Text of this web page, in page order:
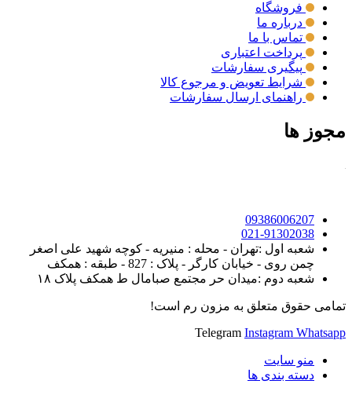
فروشگاه
درباره ما
تماس با ما
پرداخت اعتباری
پیگیری سفارشات
شرایط تعویض و مرجوع کالا
راهنمای ارسال سفارشات
مجوز ها
09386006207
021-91302038
شعبه اول :تهران - محله : منیریه - کوچه شهید علی اصغر
چمن روی - خیابان کارگر - پلاک : 827 - طبقه : همکف
شعبه دوم :میدان حر مجتمع صبامال ط همکف پلاک ۱۸
تمامی حقوق متعلق به مزون رم است!
Telegram Instagram Whatsapp
منو سایت
دسته بندی ها